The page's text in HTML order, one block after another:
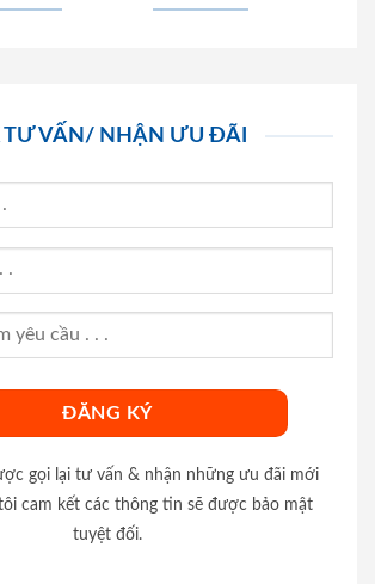
VẤN/ NHẬN ƯU ĐÃI
gọi lại tư vấn & nhận những ưu đãi mới
cam kết các thông tin sẽ được bảo mật
tuyệt đối.